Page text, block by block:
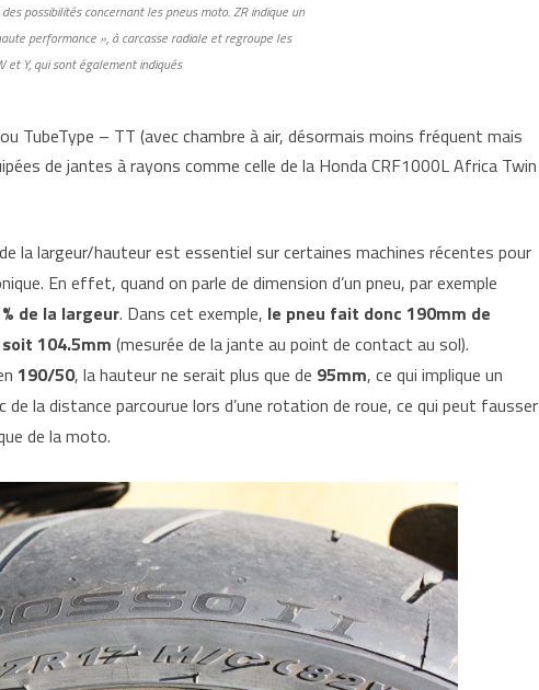
possibilités concernant les pneus moto. ZR indique un
performance », à carcasse radiale et regroupe les
et Y, qui sont également indiqués
TubeType – TT (avec chambre à air, désormais moins fréquent mais
de jantes à rayons comme celle de la Honda CRF1000L Africa Twin
la largeur/hauteur est essentiel sur certaines machines récentes pour
En effet, quand on parle de dimension d’un pneu, par exemple
de la largeur. Dans cet exemple, le pneu fait donc 190mm de
104.5mm (mesurée de la jante au point de contact au sol).
190/50, la hauteur ne serait plus que de 95mm, ce qui implique un
la distance parcourue lors d’une rotation de roue, ce qui peut fausser
de la moto.